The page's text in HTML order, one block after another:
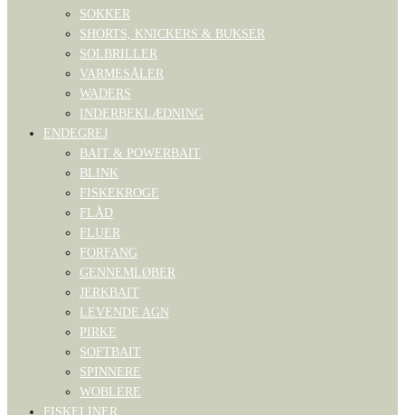
SOKKER
SHORTS, KNICKERS & BUKSER
SOLBRILLER
VARMESÅLER
WADERS
INDERBEKLÆDNING
ENDEGREJ
BAIT & POWERBAIT
BLINK
FISKEKROGE
FLÅD
FLUER
FORFANG
GENNEMLØBER
JERKBAIT
LEVENDE AGN
PIRKE
SOFTBAIT
SPINNERE
WOBLERE
FISKELINER